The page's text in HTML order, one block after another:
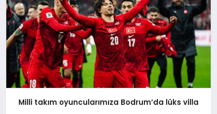
Milli takım oyuncularımıza Bodrum’da lüks villa